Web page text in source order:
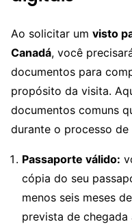
Ao solicitar um visto
Canadá, você
documentos para
propósito da visita.
documentos comuns
durante o processo de
Passaporte válido:
cópia do seu
menos seis meses
prevista de chegada